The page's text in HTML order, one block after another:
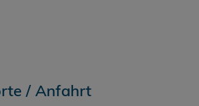
/ Anfahrt